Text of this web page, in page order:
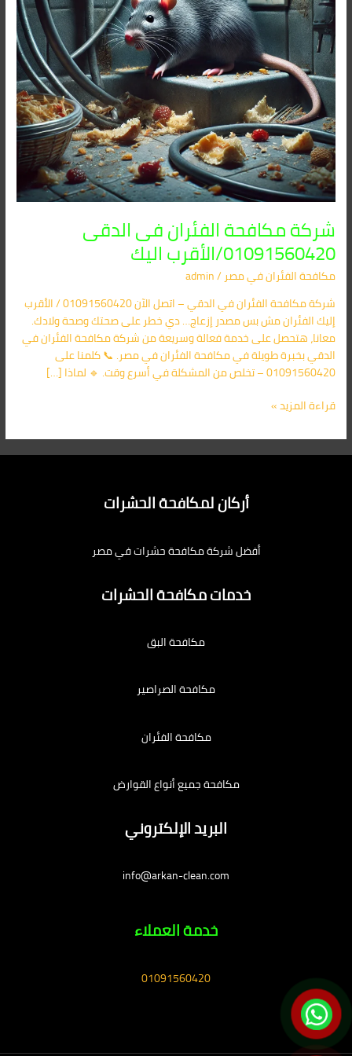
شركة مكافحة الفئران فى الدقى
01091560420/الأقرب اليك
مكافحة الفئران​ في مصر/
admin
شركة مكافحة الفئران في الدقي – اتصل الآن 01091560420 / الأقرب
إليك الفئران مش بس مصدر إزعاج… دي خطر على صحتك وصحة ولادك.
معانا، هتحصل على خدمة فعالة وسريعة من شركة مكافحة الفئران في
الدقي بخبرة طويلة في مكافحة الفئران في مصر. 📞 كلمنا على
01091560420 – تخلص من المشكلة في أسرع وقت. 🔹 لماذا […]
اليك
قراءة المزيد »
أركان لمكافحة الحشرات
أفضل شركة مكافحة حشرات في مصر
خدمات مكافحة الحشرات
مكافحة البق
مكافحة الصراصير
مكافحة الفئران
مكافحة جميع أنواع القوارض
البريد الإلكتروني
info@arkan-clean.com
خدمة العملاء
01091560420